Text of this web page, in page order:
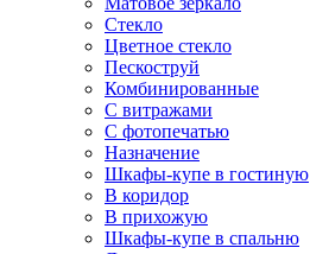
Стекло
Цветное стекло
Пескоструй
Комбинированные
С витражами
С фотопечатью
Назначение
Шкафы-купе в гостиную
В коридор
В прихожую
Шкафы-купе в спальню